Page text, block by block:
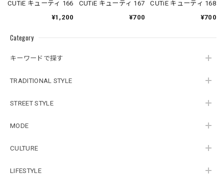
Category
キーワードで探す
TRADITIONAL STYLE
STREET STYLE
MODE
CULTURE
LIFESTYLE
CUTiE キューティ 166
¥1,200
CUTiE キューティ 167
¥700
CUTiE キューティ 168
¥700